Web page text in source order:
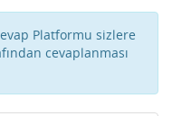
Platformu sizlere
cevaplanması